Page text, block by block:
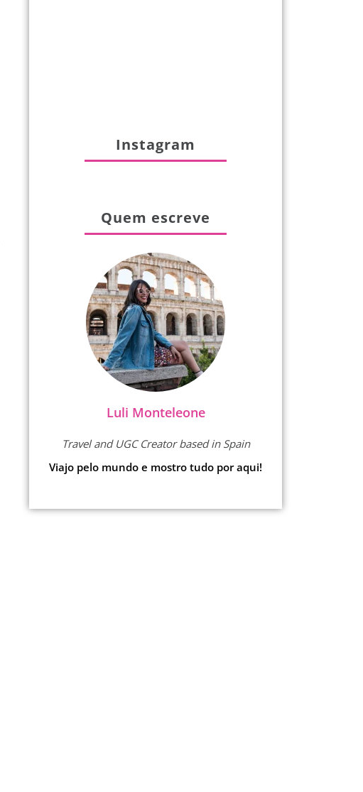
Instagram
Quem escreve
Luli Monteleone
Travel and UGC Creator based in Spain
Viajo pelo mundo e mostro tudo por aqui!